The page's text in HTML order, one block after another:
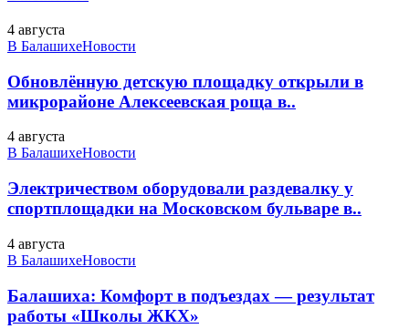
4 августа
В БалашихеНовости
Обновлённую детскую площадку открыли в
микрорайоне Алексеевская роща в..
4 августа
В БалашихеНовости
Электричеством оборудовали раздевалку у
спортплощадки на Московском бульваре в..
4 августа
В БалашихеНовости
Балашиха: Комфорт в подъездах — результат
работы «Школы ЖКХ»